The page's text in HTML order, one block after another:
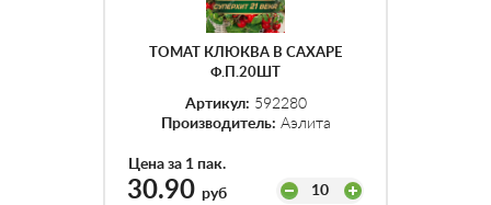
ТОМАТ КЛЮКВА В САХАРЕ
Ф.П.20ШТ
Артикул: 592280
Производитель: Аэлита
Цена за 1 пак.
30.90 руб 10